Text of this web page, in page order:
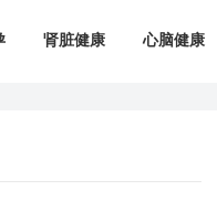
肾脏健康 心脑健康